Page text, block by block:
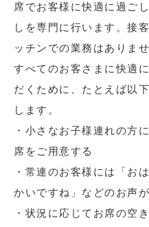
席でお客様に快適に過ご
しを専門に行います。接
ッチンでの業務はありませ
すべてのお客さまに快適
だくために、たとえば以
します。
・小さなお子様連れの方
席をご用意する
・常連のお客様には「お
かいですね」などのお声
・状況に応じてお席の空